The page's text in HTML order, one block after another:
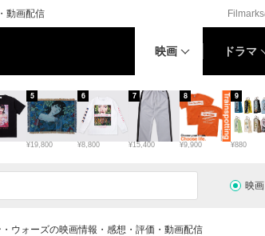
動画配信
映画 ドラマ
¥19,800
5
¥8,800
6
¥15,400
7
¥9,900
8
¥880
9
映画
ウォーズの映画情報・感想・評価・動画配信